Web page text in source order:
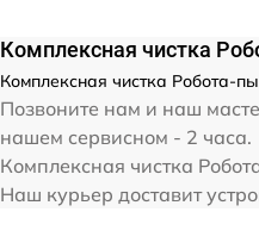
Комплексная чистка
Комплексная чистка Робота-
Позвоните нам и наш
нашем сервисном - 2 часа.
Комплексная чистка
Наш курьер доставит